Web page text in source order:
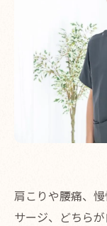
肩こりや腰痛、
サージ、どちら